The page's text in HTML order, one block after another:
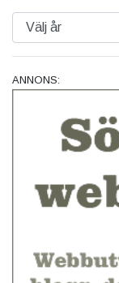
ANNONS: